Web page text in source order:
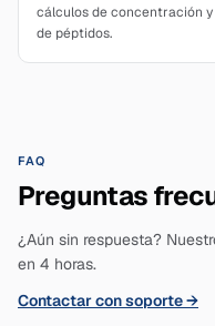
cálculos de concentración
de péptidos.
FAQ
Preguntas
¿Aún sin respuesta?
en 4 horas.
Contactar con soporte→